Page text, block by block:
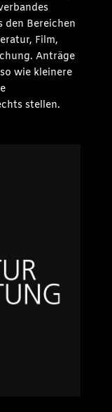
den Bereichen
Film,
Anträge
wie kleinere
stellen.